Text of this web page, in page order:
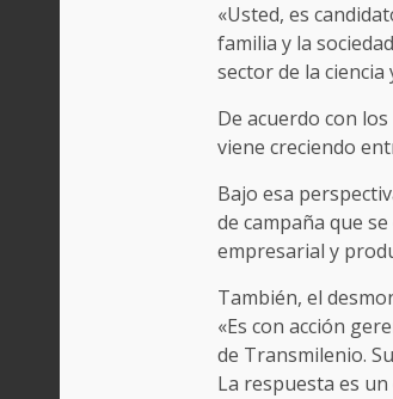
«Usted, es
familia y la
sector de la
De acuerdo con
viene creciendo
Bajo esa
de campaña que
empresarial y
También, el
«Es con acción
de Transmilenio.
La respuesta es